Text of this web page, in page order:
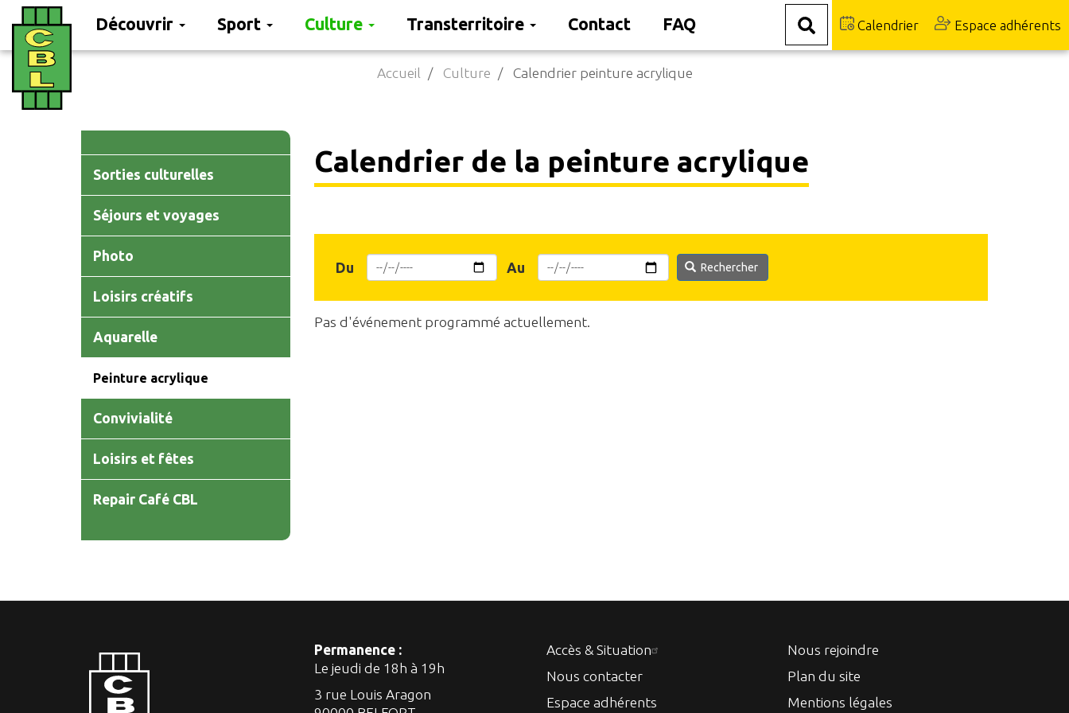
contenu
Découvrir Sport Culture Transterritoire Contact FAQ Calendrier Espace adhérents
Accueil Culture Calendrier peinture acrylique
Main
navigation
Sorties culturelles
Séjours et voyages
Photo
Loisirs créatifs
Aquarelle
Peinture acrylique
Convivialité
Loisirs et fêtes
Repair Café CBL
Calendrier de la peinture acrylique
Du Au Rechercher
Pas d'événement programmé actuellement.
Permanence :
Le jeudi de 18h à 19h
3 rue Louis Aragon
Accès & Situation
Nous contacter
Espace adhérents
Nous rejoindre
Plan du site
Mentions légales